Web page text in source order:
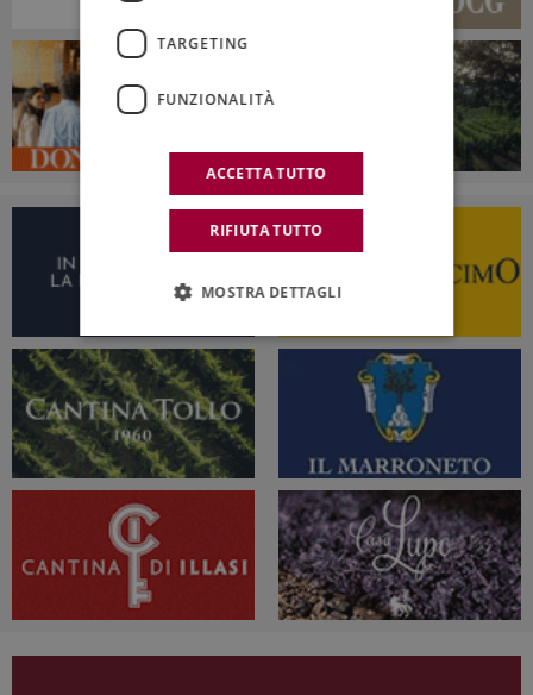
TARGETING
FUNZIONALITÀ
ACCETTA TUTTO
RIFIUTA TUTTO
MOSTRA DETTAGLI